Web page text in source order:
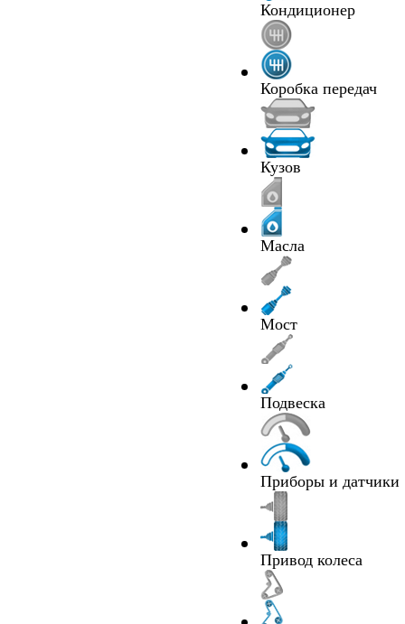
Кондиционер
Коробка передач
Кузов
Масла
Мост
Подвеска
Приборы и датчики
Привод колеса